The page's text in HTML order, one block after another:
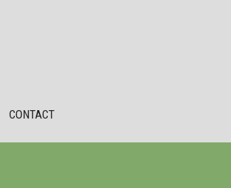
CONTACT